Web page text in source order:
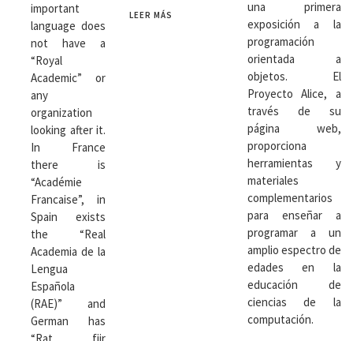
important
language does
not have a
“Royal
Academic” or
any
organization
looking after it.
In France
there is
“Académie
Francaise”, in
Spain exists
the “Real
Academia de la
Lengua
Española
(RAE)” and
German has
“Rat fiir
LEER MÁS
una primera
exposición a la
programación
orientada a
objetos. El
Proyecto Alice, a
través de su
página web,
proporciona
herramientas y
materiales
complementarios
para enseñar a
programar a un
amplio espectro de
edades en la
educación de
ciencias de la
computación.